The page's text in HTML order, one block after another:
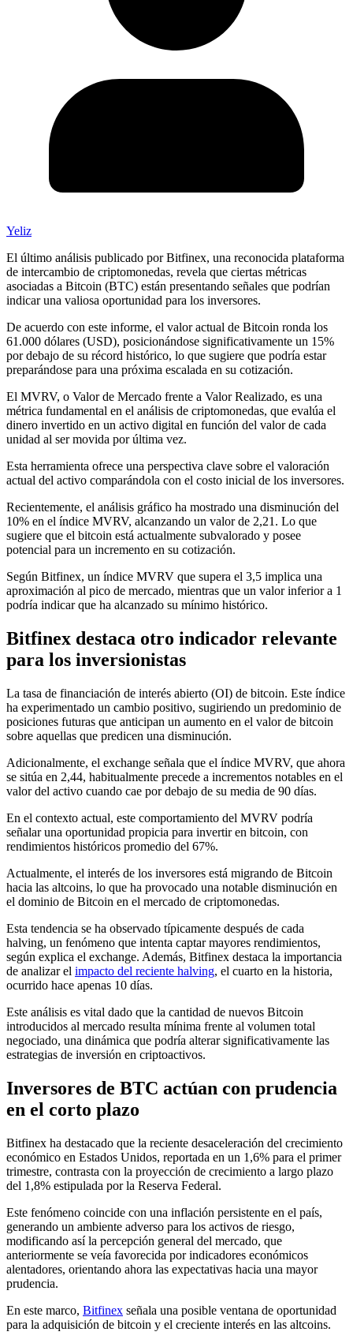
Yeliz
El último análisis publicado por Bitfinex, una reconocida plataforma
de intercambio de criptomonedas, revela que ciertas métricas
asociadas a Bitcoin (BTC) están presentando señales que podrían
indicar una valiosa oportunidad para los inversores.
De acuerdo con este informe, el valor actual de Bitcoin ronda los
61.000 dólares (USD), posicionándose significativamente un 15%
por debajo de su récord histórico, lo que sugiere que podría estar
preparándose para una próxima escalada en su cotización.
El MVRV, o Valor de Mercado frente a Valor Realizado, es una
métrica fundamental en el análisis de criptomonedas, que evalúa el
dinero invertido en un activo digital en función del valor de cada
unidad al ser movida por última vez.
Esta herramienta ofrece una perspectiva clave sobre el valoración
actual del activo comparándola con el costo inicial de los inversores.
Recientemente, el análisis gráfico ha mostrado una disminución del
10% en el índice MVRV, alcanzando un valor de 2,21. Lo que
sugiere que el bitcoin está actualmente subvalorado y posee
potencial para un incremento en su cotización.
Según Bitfinex, un índice MVRV que supera el 3,5 implica una
aproximación al pico de mercado, mientras que un valor inferior a 1
podría indicar que ha alcanzado su mínimo histórico.
Bitfinex destaca otro indicador relevante
para los inversionistas
La tasa de financiación de interés abierto (OI) de bitcoin. Este índice
ha experimentado un cambio positivo, sugiriendo un predominio de
posiciones futuras que anticipan un aumento en el valor de bitcoin
sobre aquellas que predicen una disminución.
Adicionalmente, el exchange señala que el índice MVRV, que ahora
se sitúa en 2,44, habitualmente precede a incrementos notables en el
valor del activo cuando cae por debajo de su media de 90 días.
En el contexto actual, este comportamiento del MVRV podría
señalar una oportunidad propicia para invertir en bitcoin, con
rendimientos históricos promedio del 67%.
Actualmente, el interés de los inversores está migrando de Bitcoin
hacia las altcoins, lo que ha provocado una notable disminución en
el dominio de Bitcoin en el mercado de criptomonedas.
Esta tendencia se ha observado típicamente después de cada
halving, un fenómeno que intenta captar mayores rendimientos,
según explica el exchange. Además, Bitfinex destaca la importancia
de analizar el impacto del reciente halving, el cuarto en la historia,
ocurrido hace apenas 10 días.
Este análisis es vital dado que la cantidad de nuevos Bitcoin
introducidos al mercado resulta mínima frente al volumen total
negociado, una dinámica que podría alterar significativamente las
estrategias de inversión en criptoactivos.
Inversores de BTC actúan con prudencia
en el corto plazo
Bitfinex ha destacado que la reciente desaceleración del crecimiento
económico en Estados Unidos, reportada en un 1,6% para el primer
trimestre, contrasta con la proyección de crecimiento a largo plazo
del 1,8% estipulada por la Reserva Federal.
Este fenómeno coincide con una inflación persistente en el país,
generando un ambiente adverso para los activos de riesgo,
modificando así la percepción general del mercado, que
anteriormente se veía favorecida por indicadores económicos
alentadores, orientando ahora las expectativas hacia una mayor
prudencia.
En este marco, Bitfinex señala una posible ventana de oportunidad
para la adquisición de bitcoin y el creciente interés en las altcoins.